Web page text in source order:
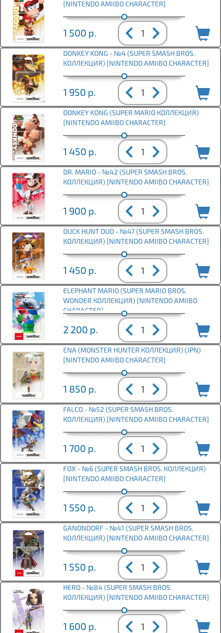
[NINTENDO AMIIBO CHARACTER]
1 500 р.
DONKEY KONG - №4 (SUPER SMASH BROS.
КОЛЛЕКЦИЯ) [NINTENDO AMIIBO CHARACTER]
1 950 р.
DONKEY KONG (SUPER MARIO КОЛЛЕКЦИЯ)
[NINTENDO AMIIBO CHARACTER]
1 450 р.
DR. MARIO - №42 (SUPER SMASH BROS.
КОЛЛЕКЦИЯ) [NINTENDO AMIIBO CHARACTER]
1 900 р.
DUCK HUNT DUO - №47 (SUPER SMASH BROS.
КОЛЛЕКЦИЯ) [NINTENDO AMIIBO CHARACTER]
1 450 р.
ELEPHANT MARIO (SUPER MARIO BROS.
WONDER КОЛЛЕКЦИЯ) [NINTENDO AMIIBO
CHARACTER]
2 200 р.
ENA (MONSTER HUNTER КОЛЛЕКЦИЯ) (JPN)
[NINTENDO AMIIBO CHARACTER]
1 850 р.
FALCO - №52 (SUPER SMASH BROS.
КОЛЛЕКЦИЯ) [NINTENDO AMIIBO CHARACTER]
1 700 р.
FOX - №6 (SUPER SMASH BROS. КОЛЛЕКЦИЯ)
[NINTENDO AMIIBO CHARACTER]
1 550 р.
GANONDORF - №41 (SUPER SMASH BROS.
КОЛЛЕКЦИЯ) [NINTENDO AMIIBO CHARACTER]
1 550 р.
HERO - №84 (SUPER SMASH BROS.
КОЛЛЕКЦИЯ) [NINTENDO AMIIBO CHARACTER]
1 600 р.